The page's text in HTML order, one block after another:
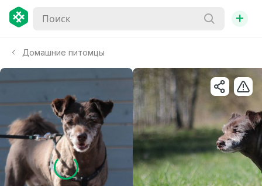
+
Домашние питомцы